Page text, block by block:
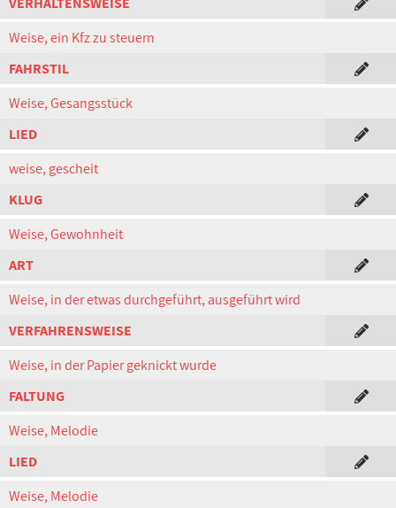
Weise, ein Kfz zu steuern
FAHRSTIL
Weise, Gesangsstück
LIED
weise, gescheit
KLUG
Weise, Gewohnheit
ART
Weise, in der etwas durchgeführt, ausgeführt wird
VERFAHRENSWEISE
Weise, in der Papier geknickt wurde
FALTUNG
Weise, Melodie
LIED
Weise, Melodie